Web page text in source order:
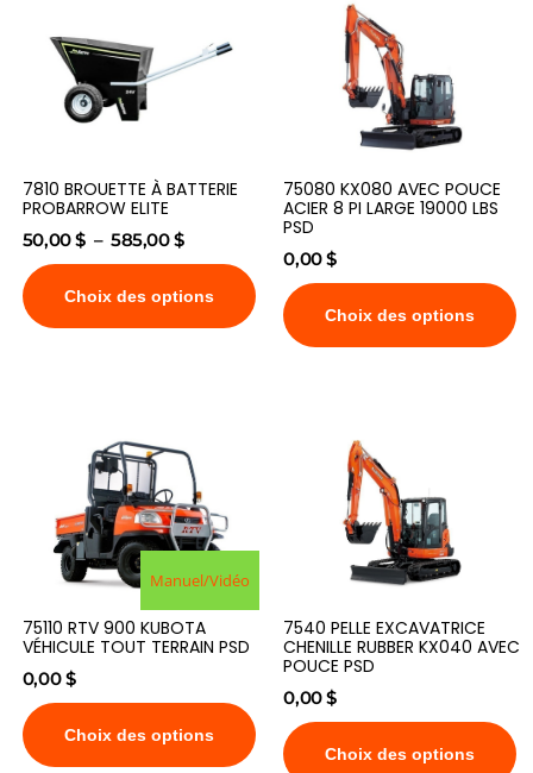
7810 BROUETTE À BATTERIE
PROBARROW ELITE
50,00$ – 585,00$
Choix des options
75080 KX080 AVEC POUCE
ACIER 8 PI LARGE 19000 LBS
PSD
0,00$
Choix des options
Manuel/Vidéo
75110 RTV 900 KUBOTA
VÉHICULE TOUT TERRAIN PSD
0,00$
Choix des options
7540 PELLE EXCAVATRICE
CHENILLE RUBBER KX040 AVEC
POUCE PSD
0,00$
Choix des options